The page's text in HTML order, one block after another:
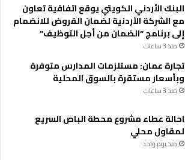
البنك الأردني الكويتي يوقع اتفاقية تعاون
مع الشركة الأردنية لضمان القروض للانضمام
إلى برنامج “الضمان من أجل التوظيف”
منذ 3 ساعات
تجارة عمان: مستلزمات المدارس متوفرة
وبأسعار مستقرة بالسوق المحلية
منذ 3 ساعات
احالة عطاء مشروع محطة الباص السريع
لمقاول محلي
منذ يوم واحد